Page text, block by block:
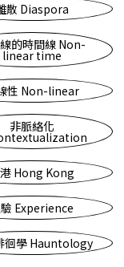
散 Diaspora
的時間線 Non-
linear time
性 Non-linear
非脈絡化
Hong Kong
Experience
徊學 Hauntology